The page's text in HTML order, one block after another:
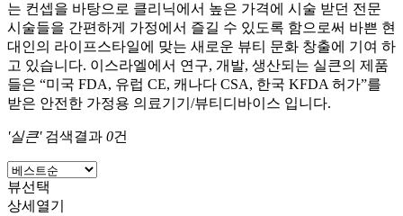
는 컨셉을 바탕으로 클리닉에서 높은 가격에 시술 받던 전문
시술들을 간편하게 가정에서 즐길 수 있도록 함으로써 바쁜 현
대인의 라이프스타일에 맞는 새로운 뷰티 문화 창출에 기여 하
고 있습니다. 이스라엘에서 연구, 개발, 생산되는 실큰의 제품
들은 “미국 FDA, 유럽 CE, 캐나다 CSA, 한국 KFDA 허가”를
받은 안전한 가정용 의료기기/뷰티디바이스 입니다.
'실큰'검색결과 0건
뷰선택
상세열기